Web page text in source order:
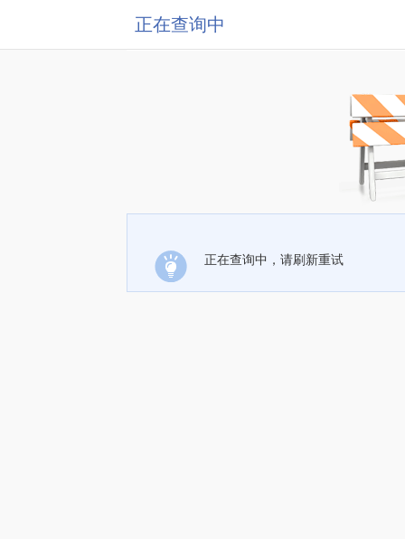
正在查询中
正在查询中，请刷新重试